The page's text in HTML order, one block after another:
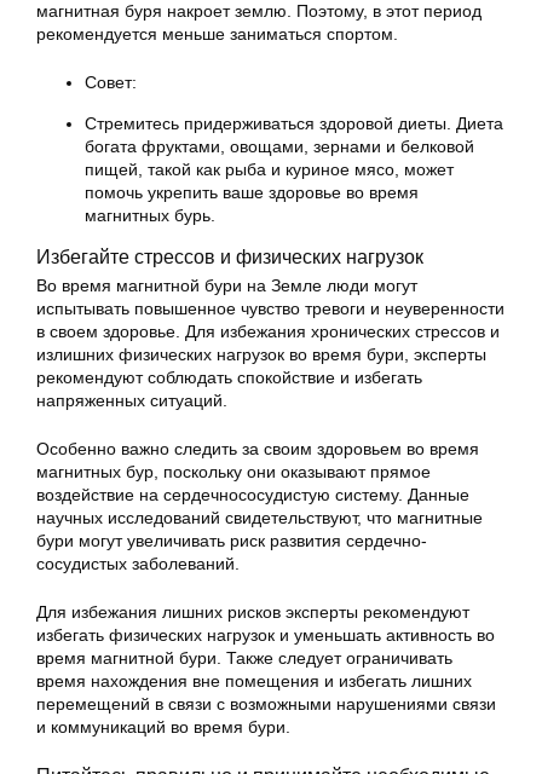
магнитная буря накроет землю. Поэтому, в этот период
рекомендуется меньше заниматься спортом
Совет:
Стремитесь придерживаться здоровой диеты . Диета
богата фруктами, овощами, зернами и белковой
пищей, такой как рыба и куриное мясо, может
помочь укрепить ваше здоровье во время
магнитных бурь.
Избегайте стрессов и физических нагрузок
Во время магнитной бури на Земле люди могут
испытывать повышенное чувство тревоги и неуверенности
в своем здоровье. Для избежания хронических стрессов и
излишних физических нагрузок во время бури, эксперты
рекомендуют соблюдать спокойствие и избегать
напряженных ситуаций.
Особенно важно следить за своим здоровьем во время
магнитных бур, поскольку они оказывают прямое
воздействие на сердечнососудистую систему. Данные
научных исследований свидетельствуют, что магнитные
бури могут увеличивать риск развития сердечно-
сосудистых заболеваний.
Для избежания лишних рисков эксперты рекомендуют
избегать физических нагрузок и уменьшать активность во
время магнитной бури. Также следует ограничивать
время нахождения вне помещения и избегать лишних
перемещений в связи с возможными нарушениями связи
и коммуникаций во время бури.